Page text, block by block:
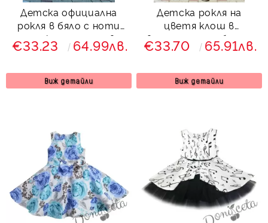
Детска официална
рокля в бяло с ноти
тип клош с тюл в
черно Сисилия
€33.23 64.99лв.
Виж детайли
Детска рокля на
цветя клош в
светлосиньо с болеро
Вилина
€33.70 65.91лв.
Виж детайли